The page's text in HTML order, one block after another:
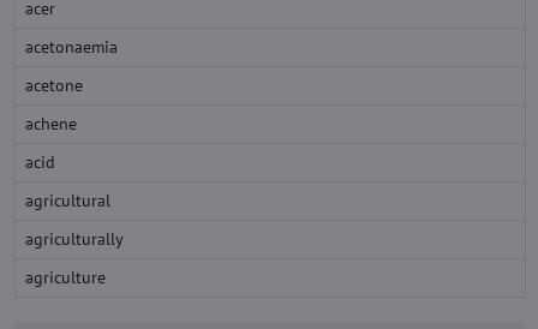
acer
acetonaemia
acetone
achene
acid
agricultural
agriculturally
agriculture